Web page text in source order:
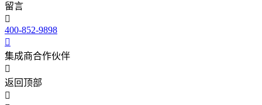
留言
400-852-9898
集成商合作伙伴
返回顶部